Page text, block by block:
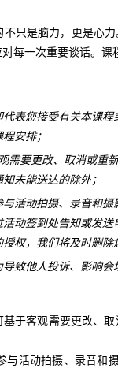
不只是脑力，更是心
每一次重要谈话。课
表您接受有关本课
安排；
需要更改、取消或重
未能送达的除外；
活动拍摄、录音和
动签到处告知或发
权，我们将及时删除
致他人投诉、影响
于客观需要更改、
活动拍摄、录音和